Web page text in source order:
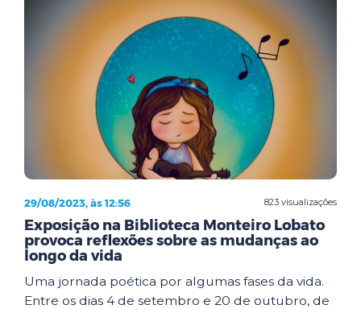
823 visualizações
29/08/2023, às 12:56
Exposição na Biblioteca Monteiro Lobato
provoca reflexões sobre as mudanças ao
longo da vida
Uma jornada poética por algumas fases da vida.
Entre os dias 4 de setembro e 20 de outubro, de